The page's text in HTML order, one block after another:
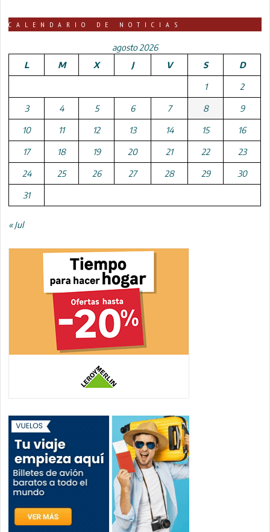
CALENDARIO DE NOTICIAS
agosto 2026
L
M X J V S D
1 2
3 4 5 6 7 8 9
10 11 12 13 14 15 16
17 18 19 20 21 22 23
24 25 26 27 28 29 30
31
« Jul